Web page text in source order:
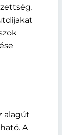
alagút
A